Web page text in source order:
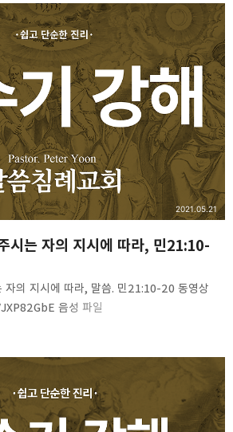
시는 자의 지시에 따라, 민21:10-
2021.05.21
자의 지시에 따라, 말씀. 민21:10-20 동영상
음성 파일